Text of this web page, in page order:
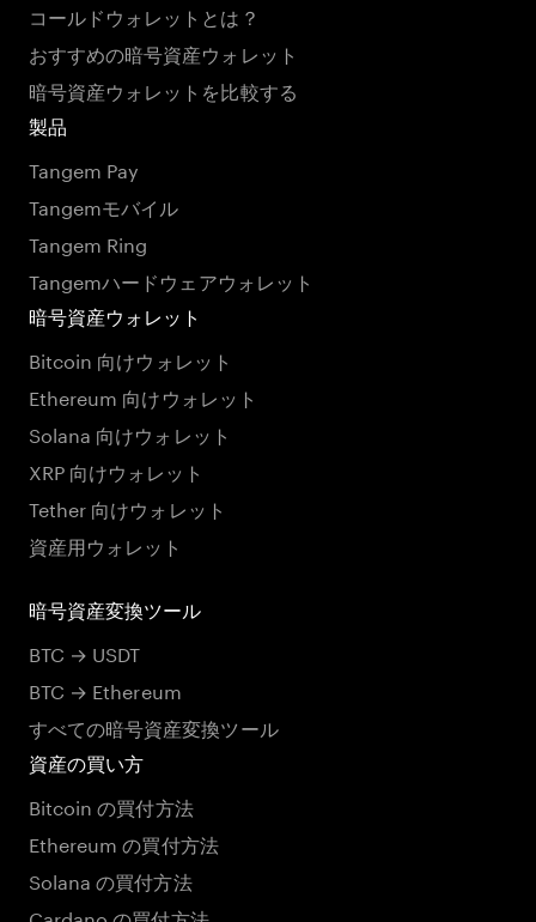
コールドウォレットとは？
おすすめの暗号資産ウォレット
暗号資産ウォレットを比較する
製品
Tangem Pay
Tangemモバイル
Tangem Ring
Tangemハードウェアウォレット
暗号資産ウォレット
Bitcoin 向けウォレット
Ethereum 向けウォレット
Solana 向けウォレット
XRP 向けウォレット
Tether 向けウォレット
資産用ウォレット
暗号資産変換ツール
BTC → USDT
BTC → Ethereum
すべての暗号資産変換ツール
資産の買い方
Bitcoin の買付方法
Ethereum の買付方法
Solana の買付方法